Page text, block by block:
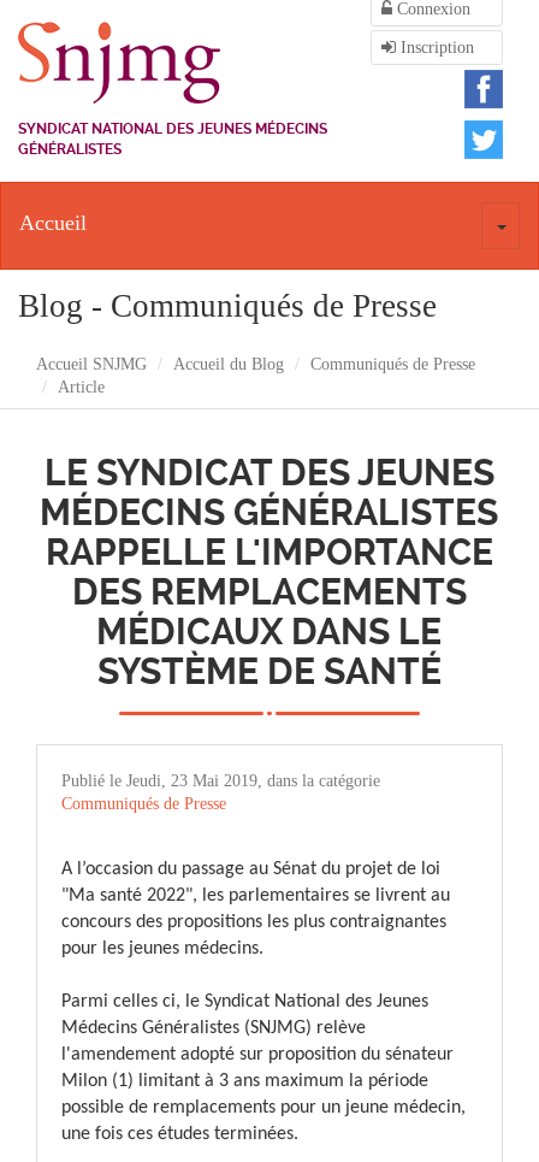
Connexion
Inscription
SYNDICAT NATIONAL DES JEUNES MÉDECINS
GÉNÉRALISTES
Toggle
Accueil
Blog - Communiqués de Presse
Accueil SNJMG Accueil du Blog
Communiqués de Presse
Article
LE SYNDICAT DES JEUNES
MÉDECINS GÉNÉRALISTES
RAPPELLE L'IMPORTANCE
DES REMPLACEMENTS
MÉDICAUX DANS LE
SYSTÈME DE SANTÉ
Publié le Jeudi, 23 Mai 2019, dans la catégorie
Communiqués de Presse
A l’occasion du passage au Sénat du projet de loi
"Ma santé 2022", les parlementaires se livrent au
concours des propositions les plus contraignantes
pour les jeunes médecins.
Parmi celles ci, le Syndicat National des Jeunes
Médecins Généralistes (SNJMG) relève
l'amendement adopté sur proposition du sénateur
Milon (1) limitant à 3 ans maximum la période
possible de remplacements pour un jeune médecin,
une fois ces études terminées.